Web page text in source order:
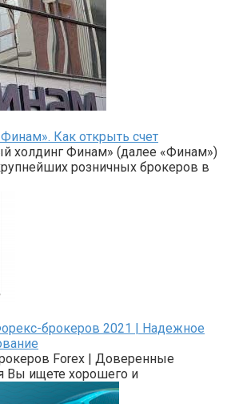
Как открыть счет
холдинг Финам» (далее «Финам»)
розничных брокеров в
брокеров 2021 | Надежное
Forex | Доверенные
Вы ищете хорошего и